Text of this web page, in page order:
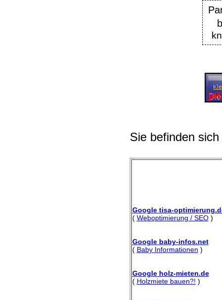
Sie befinden
Google tisa-
( Weboptimierung / SEO)
Google baby-infos.net
( Baby Informationen )
Google holz-mieten.de
( Holzmiete bauen?! )